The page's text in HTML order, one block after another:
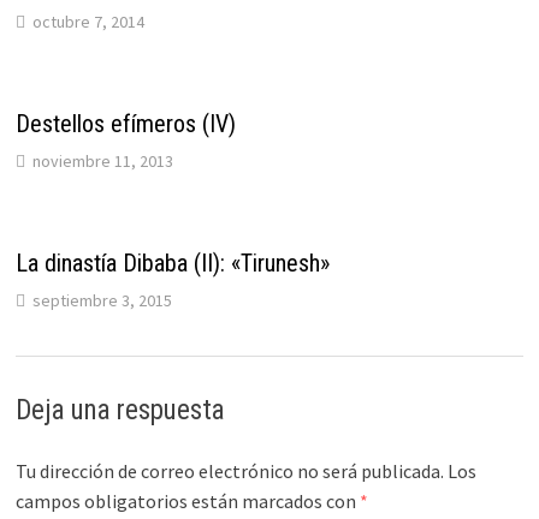
octubre 7, 2014
Destellos efímeros (IV)
noviembre 11, 2013
La dinastía Dibaba (II): «Tirunesh»
septiembre 3, 2015
Deja una respuesta
Tu dirección de correo electrónico no será publicada. Los
campos obligatorios están marcados con *